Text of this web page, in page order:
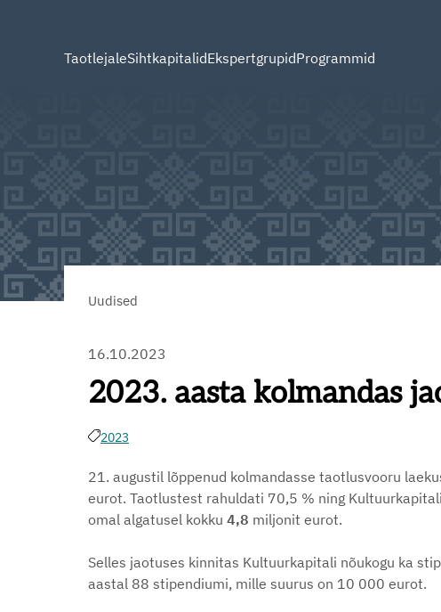
TaotlejaleSihtkapitalidEkspertgrupidProgrammid
Uudised
16.10.2023
2023. aasta kolmandas
2023
21. augustil lõppenud kolmandasse taotlusvooru
eurot. Taotlustest rahuldati 70,5 % ning
omal algatusel kokku 4,8 miljonit eurot.
Selles jaotuses kinnitas Kultuurkapitali nõukogu ka
aastal 88 stipendiumi, mille suurus on 10 000 eurot.